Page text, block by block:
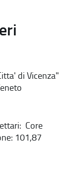
di Vicenza"
Core
101,87